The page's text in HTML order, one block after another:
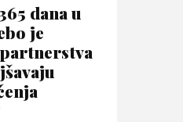
dana u
je